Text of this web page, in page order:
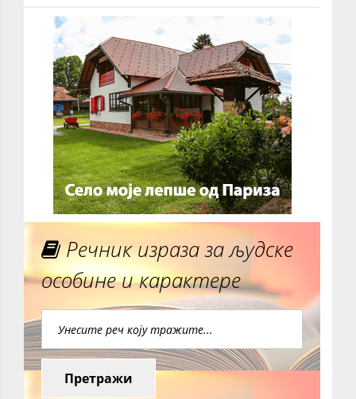
Речник израза за људске
особине и карактере
Претражи